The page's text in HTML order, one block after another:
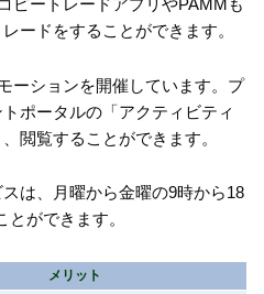
ピートレードアプリやPAMMも
ードをすることができます。
ーションを開催しています。プ
ポータルの「アクティビティ
閲覧することができます。
は、月曜から金曜の9時から18
ができます。
メリット